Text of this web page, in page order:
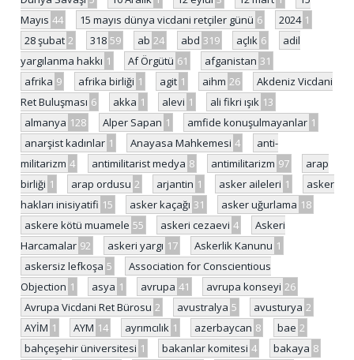
Mayıs 44 15 mayıs dünya vicdani retçiler günü 6 2024 1
28 şubat 2 318 59 ab 24 abd 319 açlık 6
adil
yargılanma hakkı 1 Af Örgütü 61 afganistan 31
afrika 9 afrika birliği 1 agit 1 aihm 26
Akdeniz Vicdani
Ret Buluşması 6 akka 1 alevi 1 ali fikri ışık 13
almanya 128 Alper Sapan 1 amfide konuşulmayanlar 1
anarşist kadınlar 1 Anayasa Mahkemesi 4
anti-
militarizm 4 antimilitarist medya 8 antimilitarizm 97
arap
birliği 1 arap ordusu 2 arjantin 1 asker aileleri 1
asker
hakları inisiyatifi 15 asker kaçağı 31 asker uğurlama 18
askere kötü muamele 55 askeri cezaevi 4
Askeri
Harcamalar 92 askeri yargı 17 Askerlik Kanunu 1
askersiz lefkoşa 5
Association for Conscientious
Objection 1 asya 1 avrupa 41 avrupa konseyi 26
Avrupa Vicdani Ret Bürosu 2 avustralya 5 avusturya 2
AYİM 1 AYM 14 ayrımcılık 1 azerbaycan 8 bae 2
bahçeşehir üniversitesi 1 bakanlar komitesi 4 bakaya 8